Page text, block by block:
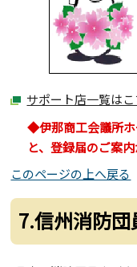
サポート店一覧はこ
◆伊那商工会議所
と、登録届のご案内
このページの上へ戻る
7.信州消防